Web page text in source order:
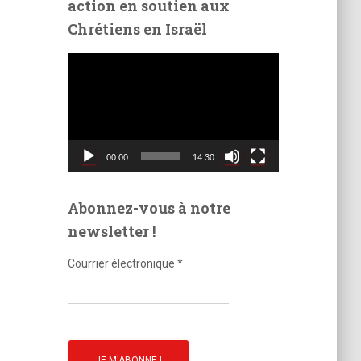
é
o
action en soutien aux
Chrétiens en Israël
é
o
00:00 14:30
Abonnez-vous à notre
newsletter !
Courrier électronique *